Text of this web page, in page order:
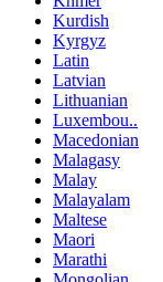
Kurdish
Kyrgyz
Latin
Latvian
Lithuanian
Luxembou..
Macedonian
Malagasy
Malay
Malayalam
Maltese
Maori
Marathi